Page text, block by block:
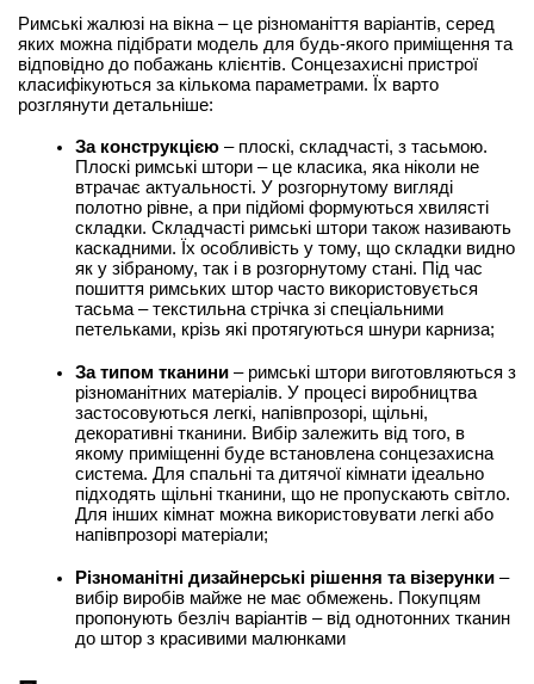
Римські жалюзі на вікна – це різноманіття варіантів, серед
яких можна підібрати модель для будь-якого приміщення та
відповідно до побажань клієнтів. Сонцезахисні пристрої
класифікуються за кількома параметрами. Їх варто
розглянути детальніше:
За конструкцією – плоскі, складчасті, з тасьмою.
Плоскі римські штори – це класика, яка ніколи не
втрачає актуальності. У розгорнутому вигляді
полотно рівне, а при підйомі формуються хвилясті
складки. Складчасті римські штори також називають
каскадними. Їх особливість у тому, що складки видно
як у зібраному, так і в розгорнутому стані. Під час
пошиття римських штор часто використовується
тасьма – текстильна стрічка зі спеціальними
петельками, крізь які протягуються шнури карниза;
За типом тканини – римські штори виготовляються з
різноманітних матеріалів. У процесі виробництва
застосовуються легкі, напівпрозорі, щільні,
декоративні тканини. Вибір залежить від того, в
якому приміщенні буде встановлена сонцезахисна
система. Для спальні та дитячої кімнати ідеально
підходять щільні тканини, що не пропускають світло.
Для інших кімнат можна використовувати легкі або
напівпрозорі матеріали;
Різноманітні дизайнерські рішення та візерунки –
вибір виробів майже не має обмежень. Покупцям
пропонують безліч варіантів – від однотонних тканин
до штор з красивими малюнками